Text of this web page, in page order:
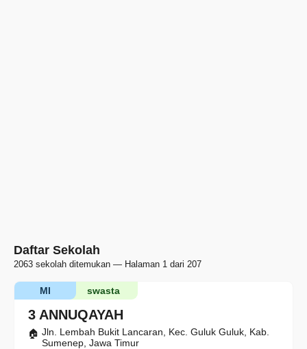
Daftar Sekolah
2063 sekolah ditemukan — Halaman 1 dari 207
3 ANNUQAYAH
swasta
MI
Jln. Lembah Bukit Lancaran, Kec. Guluk Guluk, Kab.
Sumenep, Jawa Timur